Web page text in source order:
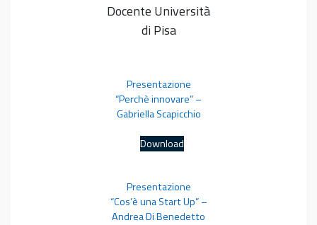
Docente Università
di Pisa
Presentazione
“Perchè innovare” –
Gabriella Scapicchio
Download
Presentazione
“Cos’è una Start Up” –
Andrea Di Benedetto